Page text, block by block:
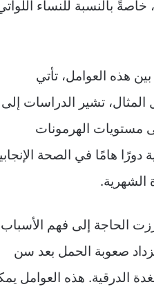
بالنسبة للنساء
هذه العوامل، تأتي
المثال، تشير الدراسات إلى
مستويات الهرمونات
هامًا في الصحة
الحاجة إلى فهم الأسباب
صعوبة الحمل بعد سن
الدرقية. هذه العوامل